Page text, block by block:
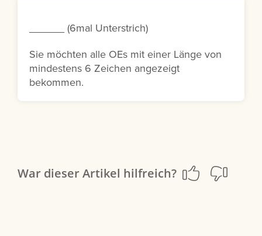
______ (6mal Unterstrich)
Sie möchten alle OEs mit einer Länge von
mindestens 6 Zeichen angezeigt
bekommen.
War dieser Artikel hilfreich?